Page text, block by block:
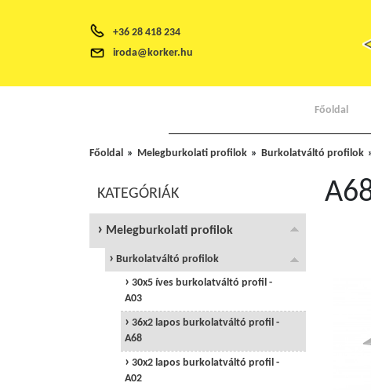
+36 28 418 234
iroda@korker.hu
Főoldal
Főoldal Melegburkolati profilok Burkolatváltó profilok
KATEGÓRIÁK
Melegburkolati profilok
Burkolatváltó profilok
30x5 íves burkolatváltó profil -
A03
36x2 lapos burkolatváltó profil -
A68
30x2 lapos burkolatváltó profil -
A02